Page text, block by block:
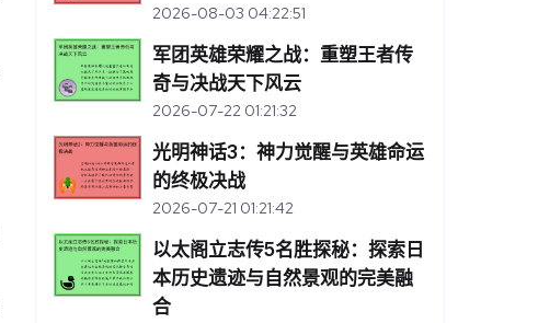
2026-08-03 04:22:51
军团英雄荣耀之战：重塑王者传
奇与决战天下风云
2026-07-22 01:21:32
光明神话3：神力觉醒与英雄命运
的终极决战
2026-07-21 01:21:42
以太阁立志传5名胜探秘：探索日
本历史遗迹与自然景观的完美融
合